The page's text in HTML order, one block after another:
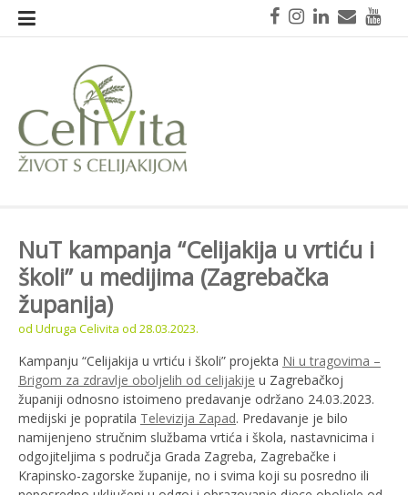
Skoči
FacebookInstagram
LinkedIn
Mail
NuT kampanja “Celijakija u vrtiću i
školi” u medijima (Zagrebačka
županija)
od Udruga Celivita od 28.03.2023.
Kampanju “Celijakija u vrtiću i školi” projekta Ni u tragovima –
Brigom za zdravlje oboljelih od celijakije u Zagrebačkoj
županiji odnosno istoimeno predavanje održano 24.03.2023.
medijski je popratila Televizija Zapad. Predavanje je bilo
namijenjeno stručnim službama vrtića i škola, nastavnicima i
odgojiteljima s područja Grada Zagreba, Zagrebačke i
Krapinsko-zagorske županije, no i svima koji su posredno ili